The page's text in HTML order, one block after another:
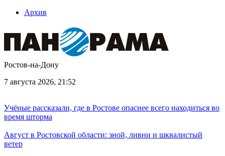
Архив
Ростов-на-Дону
7 августа 2026, 21:52
Учёные рассказали, где в Ростове опаснее всего находиться во
время шторма
Август в Ростовской области: зной, ливни и шквалистый
ветер